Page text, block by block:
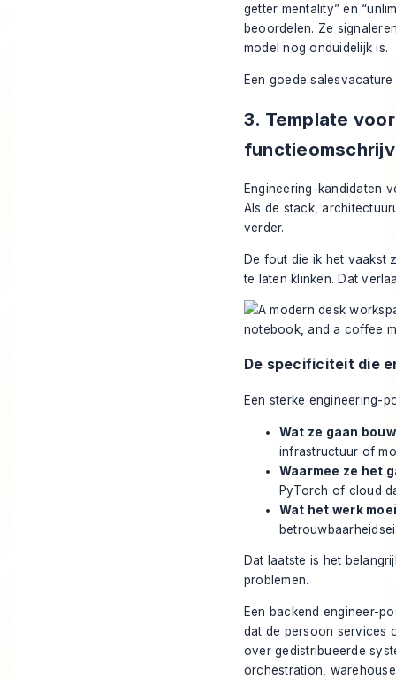
getter mentality” en
beoordelen. Ze
model nog onduidelijk is.
Een goede
3. Template
Engineering-kandidaten
Als de stack,
verder.
De fout die ik het vaakst
te laten klinken. Dat
De specificiteit die
Een sterke engineering-
Wat ze gaan
infrastructuur of
Waarmee ze het
PyTorch of cloud
Wat het werk
Dat laatste is het
problemen.
Een backend engineer-
dat de persoon services
over gedistribueerde
orchestration,